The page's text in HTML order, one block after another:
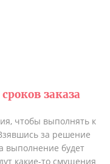
заказа
чтобы выполнять к
за решение
выполнение будет
какие-то смущения